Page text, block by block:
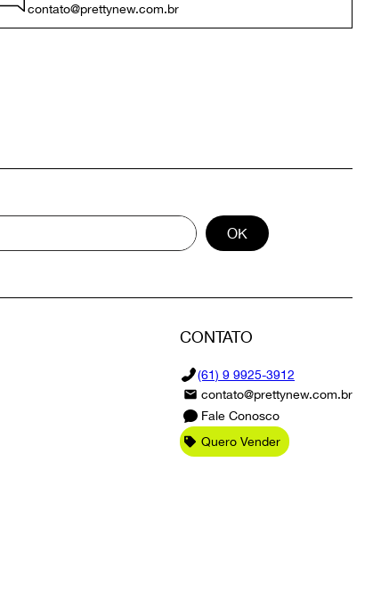
contato@prettynew.com.br
OK
CONTATO
(61) 9 9925-3912
contato@prettynew.com.br
Fale Conosco
Quero Vender